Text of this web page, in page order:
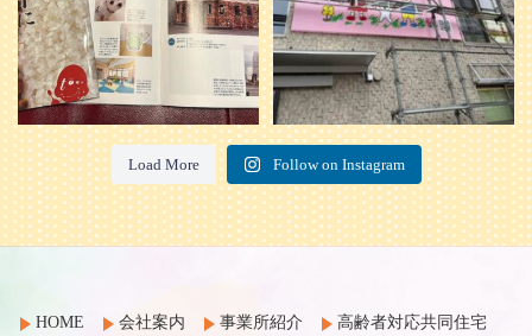
Load More Follow on Instagram
HOME 会社案内 事業所紹介 高齢者対応共同住宅